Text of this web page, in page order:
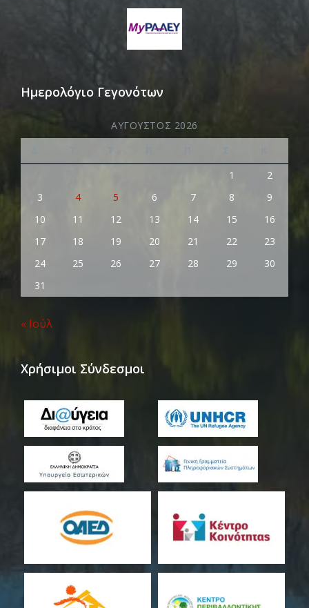
Ημερολόγιο Γεγονότων
ΑΎΓΟΥΣΤΟΣ 2026
1
2
3
4 5 6 7 8
9
10
11 12 13 14 15
16
17
18 19 20 21 22
23
24
25 26 27 28 29
30
31
« Ιούλ
Χρήσιμοι Σύνδεσμοι